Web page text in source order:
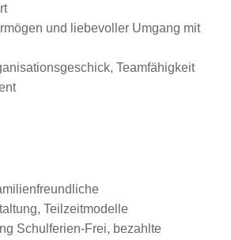
und liebevoller Umgang mit
Teamfähigkeit
Teilzeitmodelle
Schulferien-Frei, bezahlte